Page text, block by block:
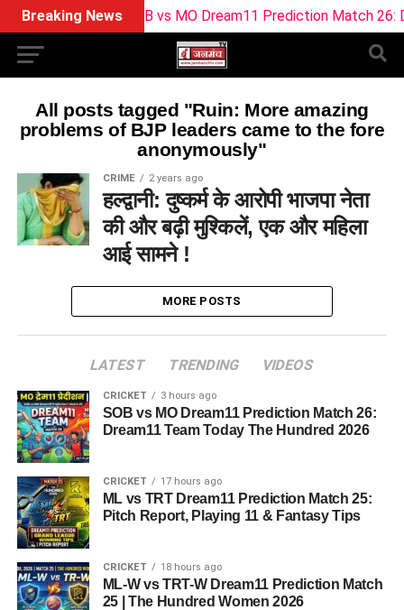
Breaking NewsSOB vs MO Dream11 Prediction Match 26:
All posts tagged "Ruin: More amazing
problems of BJP leaders came to the fore
anonymously"
CRIME 2 years ago
हल्द्वानी: दुष्कर्म के आरोपी भाजपा नेता
की और बढ़ी मुश्किलें, एक और महिला
आई सामने !
MORE POSTS
LATEST TRENDING VIDEOS
CRICKET 3 hours ago
SOB vs MO Dream11 Prediction Match 26:
Dream11 Team Today The Hundred 2026
CRICKET 17 hours ago
ML vs TRT Dream11 Prediction Match 25:
Pitch Report, Playing 11 & Fantasy Tips
CRICKET 18 hours ago
ML-W vs TRT-W Dream11 Prediction Match
25 | The Hundred Women 2026